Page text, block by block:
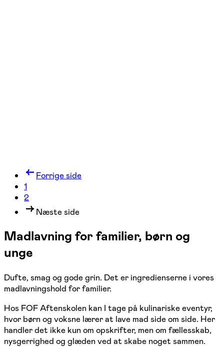
Forrige side
1
2
Næste side
Madlavning for familier, børn og
unge
Dufte, smag og gode grin. Det er ingredienserne i vores
madlavningshold for familier.
Hos FOF Aftenskolen kan I tage på kulinariske eventyr,
hvor børn og voksne lærer at lave mad side om side. Her
handler det ikke kun om opskrifter, men om fællesskab,
nysgerrighed og glæden ved at skabe noget sammen.